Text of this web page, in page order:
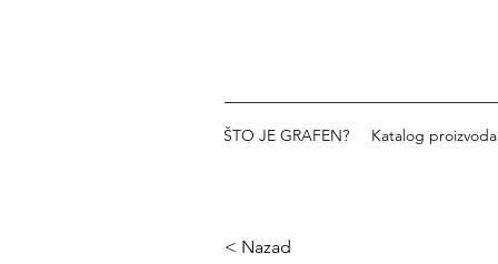
ŠTO JE GRAFEN? Katalog proizvoda
< Nazad